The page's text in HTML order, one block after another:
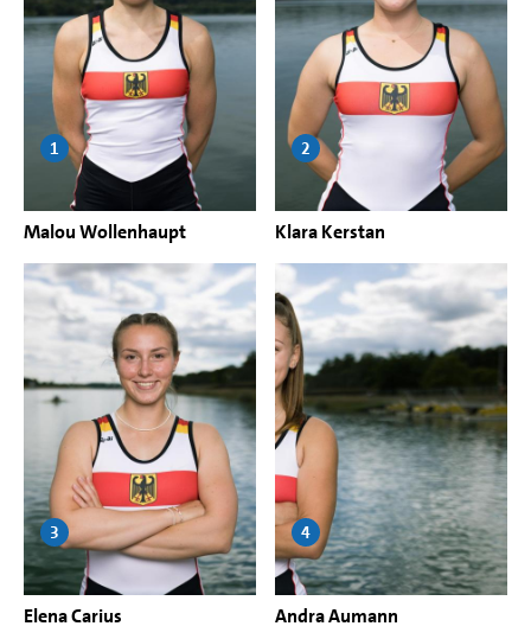
Malou Wollenhaupt
1
Klara Kerstan
2
Elena Carius
3
Andra Aumann
4